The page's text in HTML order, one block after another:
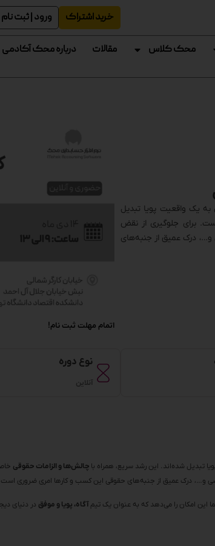
خرید اشتراک ورود | ثبت نام
محک کلاس مقالات درباره محک آکادمی
یک واقعیت پویا تبدیل
برای جلوگیری از نقض
و…، درک عمیق از جنبه‌های
اتمام مهلت ثبت نام!
نوع دوره
آنلاین
تبدیل شده‌اند. این رشد سریع، همراه با چالش‌ها و الزامات حقوقی
و…، درک عمیق از جنبه‌های حقوقی این کسب و کارها امری ضروری
این امکان را می‌دهد که به عنوان یک تیمآگاه، پویا و موفق در دنیای